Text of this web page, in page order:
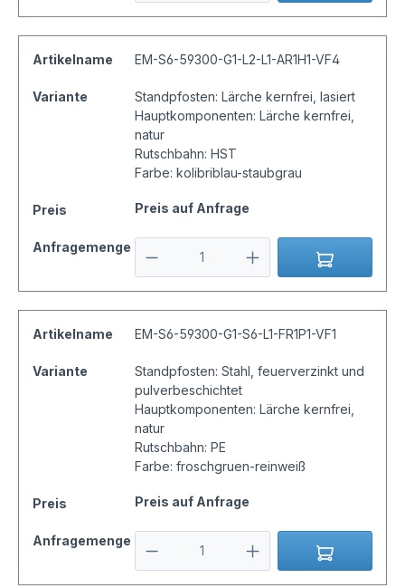
Artikelname EM-S6-59300-G1-L2-L1-AR1H1-VF4
Variante
Standpfosten: Lärche kernfrei, lasiert
Hauptkomponenten: Lärche kernfrei,
natur
Rutschbahn: HST
Farbe: kolibriblau-staubgrau
Preis Preis auf Anfrage
Anfragemenge
Artikelname EM-S6-59300-G1-S6-L1-FR1P1-VF1
Variante
Standpfosten: Stahl, feuerverzinkt und
pulverbeschichtet
Hauptkomponenten: Lärche kernfrei,
natur
Rutschbahn: PE
Farbe: froschgruen-reinweiß
Preis Preis auf Anfrage
Anfragemenge